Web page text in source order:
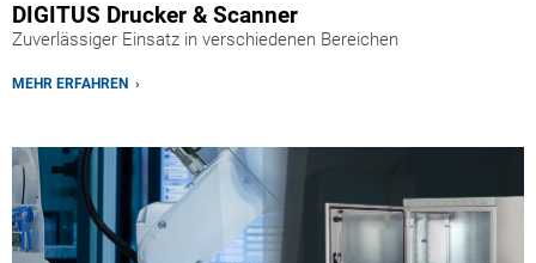
DIGITUS Drucker & Scanner
Zuverlässiger Einsatz in verschiedenen Bereichen
MEHR ERFAHREN ›